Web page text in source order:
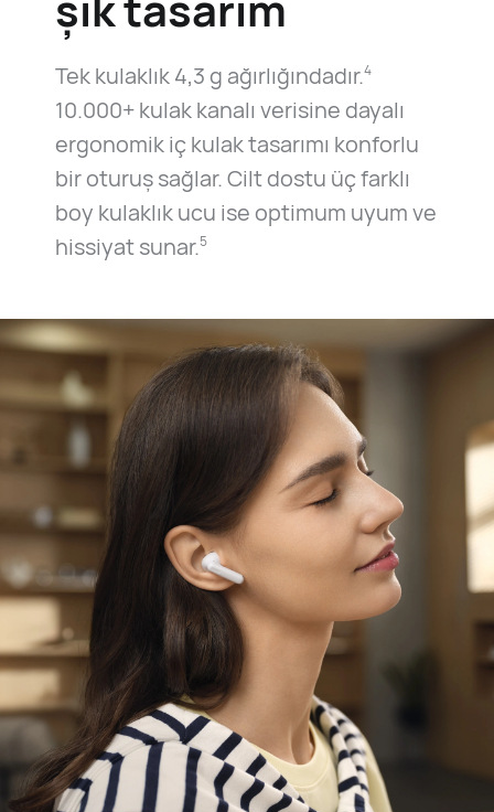
Tek kulaklık 4,3 g ağırlığındadır.4
10.000+ kulak kanalı verisine dayalı
ergonomik iç kulak tasarımı konforlu
bir oturuş sağlar. Cilt dostu üç farklı
boy kulaklık ucu ise optimum uyum ve
hissiyat sunar.5